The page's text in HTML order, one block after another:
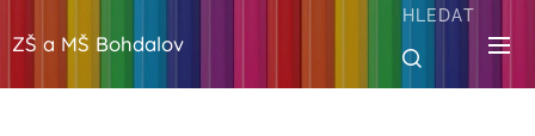
ZŠ a MŠ Bohdalov
HLEDAT